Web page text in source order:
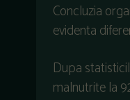
Concluzia
evidenta
Dupa
malnutrite la